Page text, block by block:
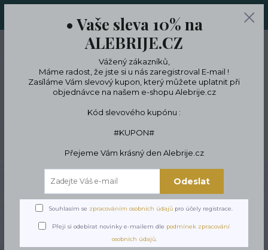
LIMITKÁCH
Menu
Pánský Náramek Los Muertos
Pánský Náramek Los
Muertos
• Vaše sleva 10% na
ALEBRIJE.CZ
Vážený zákazníků,
Máme radost, že jste si u nás zaregistroval E-mail !
Zasíláme Vám slevový kupon, který můžete uplatnit při
objednávce na našem e-shopu Alebrije.cz
Kód slevového kupónu :
#KUPON#
Přejeme Vám krásný den Alebrije.cz
Odeslat
Souhlasím se zpracováním osobních údajů pro účely registrace.
Přeji si odebírat novinky e-mailem dle podmínek zpracování
osobních údajů.